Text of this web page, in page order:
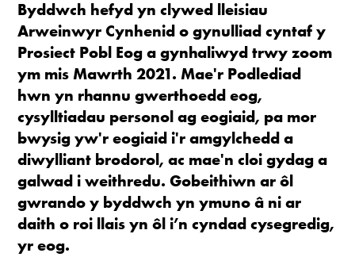
Byddwch hefyd yn clywed lleisiau
Arweinwyr Cynhenido gynulliad cyntaf y
Prosiect Pobl Eog a gynhaliwyd trwy zoom
ym mis Mawrth 2021. Mae'r Podlediad
hwn yn rhannu gwerthoedd eog,
cysylltiadau personol ag eogiaid, pa mor
bwysig yw'r eogiaid i'r amgylchedd a
diwylliant brodorol, ac mae'n cloi gydag a
galwad i weithredu. Gobeithiwn ar ôl
gwrando y byddwch yn ymuno â ni ar
daith o roi llais yn ôl i’n cyndad cysegredig,
yr eog.